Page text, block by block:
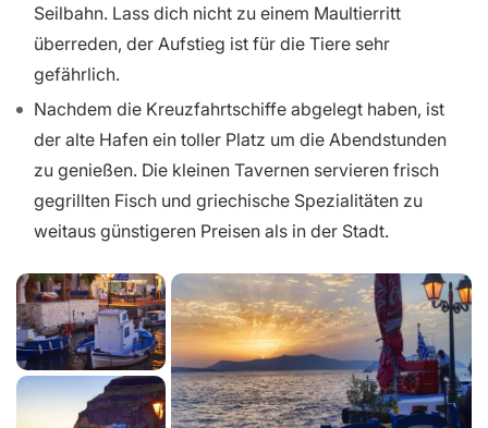
Seilbahn. Lass dich nicht zu einem Maultierritt
überreden, der Aufstieg ist für die Tiere sehr
gefährlich.
Nachdem die Kreuzfahrtschiffe abgelegt haben, ist
der alte Hafen ein toller Platz um die Abendstunden
zu genießen. Die kleinen Tavernen servieren frisch
gegrillten Fisch und griechische Spezialitäten zu
weitaus günstigeren Preisen als in der Stadt.